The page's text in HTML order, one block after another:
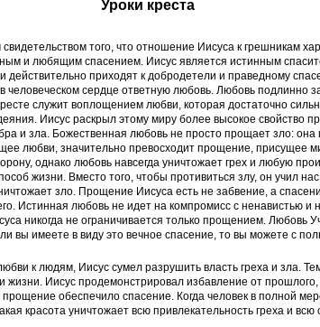
Уроки креста
того, что отношение Иисуса к грешникам
и любящим спасением. Иисус является истинным
действительно приходят к добродетели и праведному
человеческом сердце ответную любовь. Любовь подлинно
служит воплощением любви, которая достаточно
Иисус раскрыл этому миру более высокое свойство
и зла. Божественная любовь не просто прощает зло: она
любви, значительно превосходит прощение, присущее
однако любовь навсегда уничтожает грех и любую
жизни. Вместо того, чтобы противиться злу, он учил
зло. Прощение Иисуса есть не забвение, а
Истинная любовь не идет на компромисс с ненавистью и
никогда не ограничивается только прощением. Любовь
вы имеете в виду это вечное спасение, то вы можете с
к людям, Иисус сумел разрушить власть греха и зла.
жизни. Иисус продемонстрировал избавление от
обеспечило спасение. Когда человек в полной
красота уничтожает всю привлекательность греха и всю